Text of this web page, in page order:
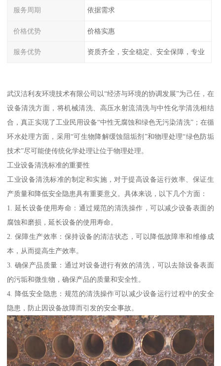
服务周期 依据需求
价格优势 价格实惠
服务优势 资质齐全，安全稳定、安全保障，专业
武汉洁利友环境技术有限公司以“经济与环境的协调发展”为己任，在
设备清洗方面，将机械清洗、高压水射流清洗与中性化学清洗相结
合，真正实现了工业民用设备“中性无腐蚀和绿色无污染清洗”；在循
环水处理方面，采用“可生物降解缓蚀阻垢剂”和物理处理“绿色防垢
技术”尽可能使传统化学处理让位于物理处理。
工业设备清洗标准的重要性
工业设备清洗标准的制定和实施，对于提高设备运行效率、保证生
产质量和降低安全隐患具有重要意义。具体来说，以下几个方面：
1. 延长设备使用寿命：通过规范的清洗操作，可以减少设备表面的
腐蚀和磨损，延长设备的使用寿命。
2. 保障生产效率：保持设备的清洁状态，可以降低故障率和维修成
本，从而提高生产效率。
3. 确保产品质量：通过对设备进行有效的清洗，可以去除设备表面
的污垢和微生物，确保产品的质量和安全性。
4. 降低安全隐患：规范的清洗操作可以减少设备运行过程中的安全
隐患，防止因设备故障而引发的安全事故。